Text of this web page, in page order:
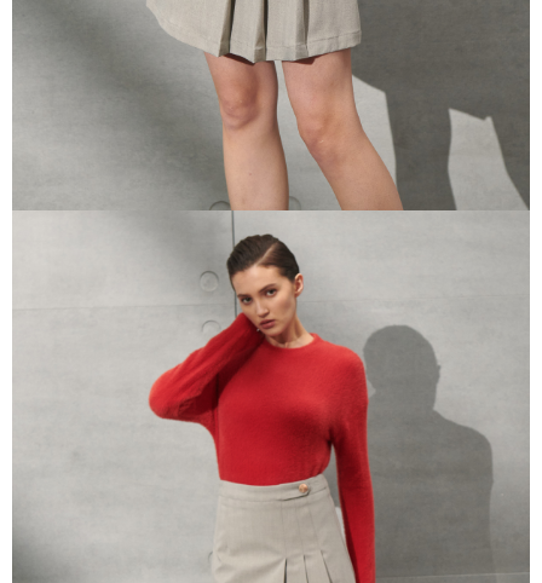
時審查核予不同之上限額度；若仍有額度不足之情形，本公司將視審查結果
請求用戶進行身份認證。
５．嚴禁一人註冊多個帳號或使用他人資訊註冊。若發現惡意使用之情形，
恩沛科技股份有限公司將有權停止該用戶之使用額度並採取法律行動。